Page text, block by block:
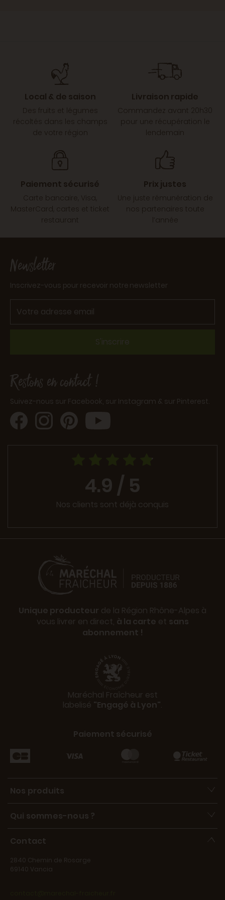
Local & de saison
Des fruits et légumes
récoltés dans les champs
de votre région
Livraison rapide
Commandez avant 20h30
pour une récupération le
lendemain
Paiement sécurisé
Carte bancaire, Visa,
MasterCard, cartes et ticket
restaurant
Prix justes
Une juste rémunération de
nos partenaires toute
l’année
Newsletter
Inscrivez-vous pour recevoir notre newsletter
S'inscrire
Restons en contact !
Suivez-nous sur Facebook, sur Instagram & sur Pinterest.
4.9 / 5
Nos clients sont déjà conquis
Unique producteur de la Région Rhône-Alpes à
vous livrer en direct, à la carte et sans
abonnement !
Maréchal Fraîcheur est
labelisé "Engagé à Lyon".
Paiement sécurisé
Nos produits
Qui sommes-nous ?
Contact
2840 Chemin de Rosarge
69140 Vancia